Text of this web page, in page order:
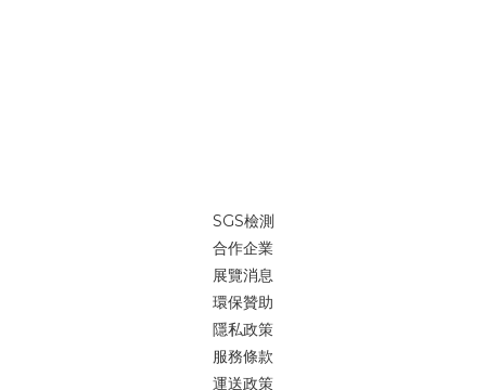
SGS檢測
合作企業
展覽消息
環保贊助
隱私政策
服務條款
運送政策